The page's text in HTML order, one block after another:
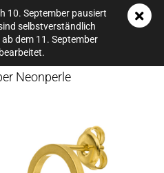
10. September pausiert
selbstverständlich
dem 11. September
– Ohr­ste­cker mit 750er
Ne­on­per­le